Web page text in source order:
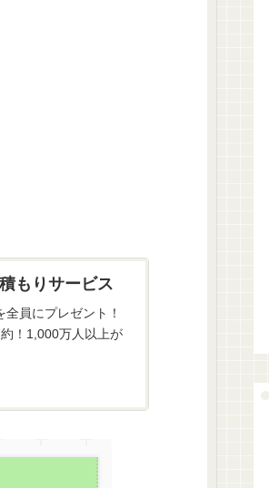
もりサービス
員にプレゼント！
！1,000万人以上が